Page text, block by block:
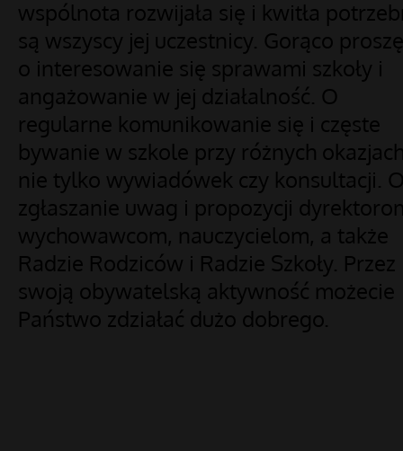
wspólnota rozwijała się i kwitła
są wszyscy jej uczestnicy. Gorąco proszę
o interesowanie się sprawami szkoły i
angażowanie w jej działalność. O
regularne komunikowanie się i częste
bywanie w szkole przy różnych
nie tylko wywiadówek czy konsultacji.
zgłaszanie uwag i propozycji
wychowawcom, nauczycielom, a także
Radzie Rodziców i Radzie Szkoły. Przez
swoją obywatelską aktywność możecie
Państwo zdziałać dużo dobrego.